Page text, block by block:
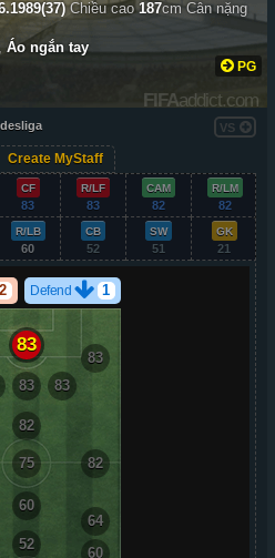
Chiều cao 187cmCân nặng
Áo ngắn tay
PG
FIFAaddict.com
VS
Create MyStaff
CF
83
R/LF
83
CAM
82
R/LM
82
R/LB
60
CB
52
SW
51
GK
21
2 Defend 1
83
83
83
83
82
82
75
60
64
52
60